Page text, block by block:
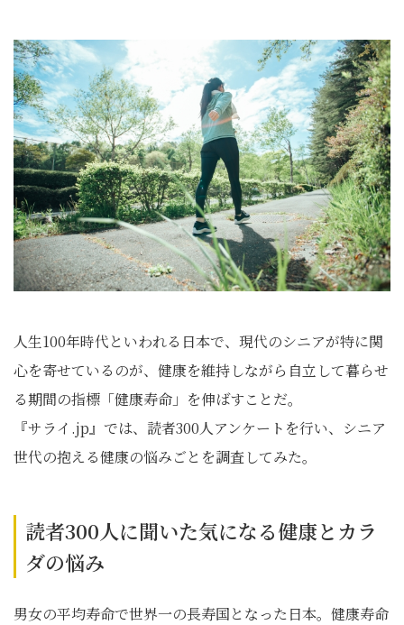
人生100年時代といわれる日本で、現代のシニアが特に関
心を寄せているのが、健康を維持しながら自立して暮らせ
る期間の指標「健康寿命」を伸ばすことだ。
『サライ.jp』では、読者300人アンケートを行い、シニア
世代の抱える健康の悩みごとを調査してみた。
読者300人に聞いた気になる健康とカラ
ダの悩み
男女の平均寿命で世界一の長寿国となった日本。健康寿命